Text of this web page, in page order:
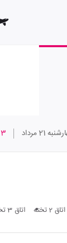
21 مرداد 3 شب
اتاق 2 تخته اتاق 3 تخته